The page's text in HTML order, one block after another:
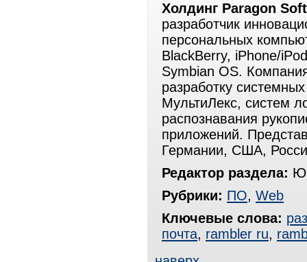
Холдинг Paragon
разработчик
персональных
BlackBerry, iPhone/
Symbian OS.
разработку
МультиЛекс, систем
распознавания
приложений.
Германии, США,
Редактор раздела:
Рубрики: ПО, Web
Ключевые слова:
почта, rambler ru,